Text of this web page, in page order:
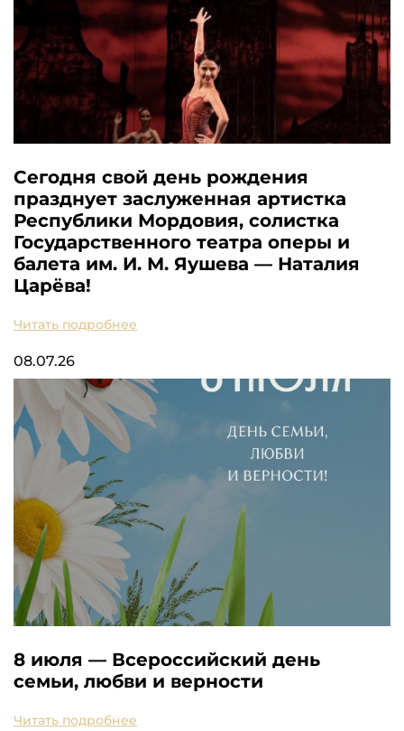
Сегодня свой день рождения
празднует заслуженная артистка
Республики Мордовия, солистка
Государственного театра оперы и
балета им. И. М. Яушева — Наталия
Царёва!
Читать подробнее
08.07.26
8 июля — Всероссийский день
семьи, любви и верности
Читать подробнее